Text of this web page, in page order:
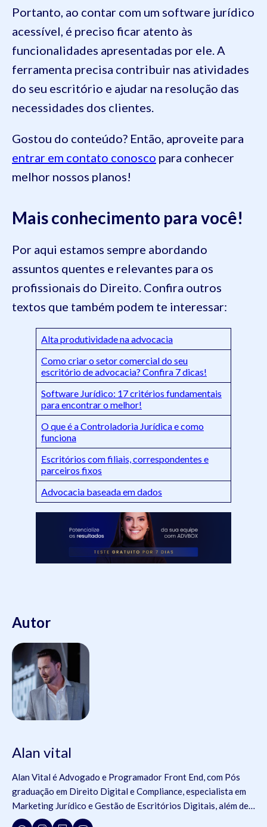
Portanto, ao contar com um software jurídico
acessível, é preciso ficar atento às
funcionalidades apresentadas por ele. A
ferramenta precisa contribuir nas atividades
do seu escritório e ajudar na resolução das
necessidades dos clientes.
Gostou do conteúdo? Então, aproveite para
entrar em contato conosco para conhecer
melhor nossos planos!
Mais conhecimento para você!
Por aqui estamos sempre abordando
assuntos quentes e relevantes para os
profissionais do Direito. Confira outros
textos que também podem te interessar:
Alta produtividade na advocacia
Como criar o setor comercial do seu
escritório de advocacia? Confira 7 dicas!
Software Jurídico: 17 critérios fundamentais
para encontrar o melhor!
O que é a Controladoria Jurídica e como
funciona
Escritórios com filiais, correspondentes e
parceiros fixos
Advocacia baseada em dados
Autor
Alan vital
Alan Vital é Advogado e Programador Front End, com Pós
graduação em Direito Digital e Compliance, especialista em
Marketing Jurídico e Gestão de Escritórios Digitais, além de
membro de comissões da OAB e da Jovem Advocacia.